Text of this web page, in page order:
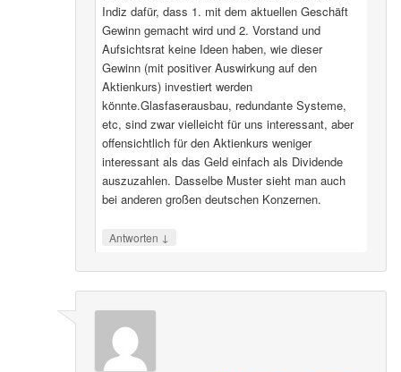
Indiz dafür, dass 1. mit dem aktuellen Geschäft
Gewinn gemacht wird und 2. Vorstand und
Aufsichtsrat keine Ideen haben, wie dieser
Gewinn (mit positiver Auswirkung auf den
Aktienkurs) investiert werden
könnte.Glasfaserausbau, redundante Systeme,
etc, sind zwar vielleicht für uns interessant, aber
offensichtlich für den Aktienkurs weniger
interessant als das Geld einfach als Dividende
auszuzahlen. Dasselbe Muster sieht man auch
bei anderen großen deutschen Konzernen.
Antworten ↓